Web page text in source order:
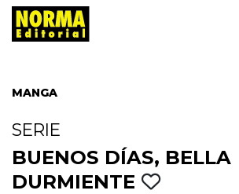
MANGA
SERIE
BUENOS DÍAS, BELLA
DURMIENTE